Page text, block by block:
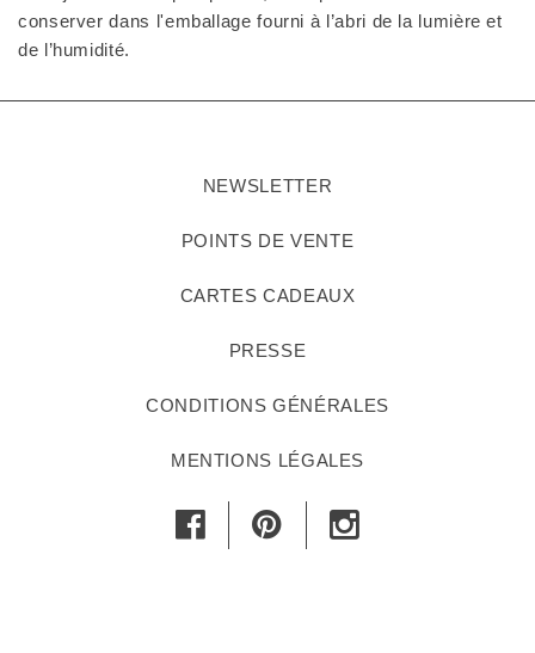
conserver dans l'emballage fourni à l’abri de la lumière et
de l’humidité.
NEWSLETTER
POINTS DE VENTE
CARTES CADEAUX
PRESSE
CONDITIONS GÉNÉRALES
MENTIONS LÉGALES